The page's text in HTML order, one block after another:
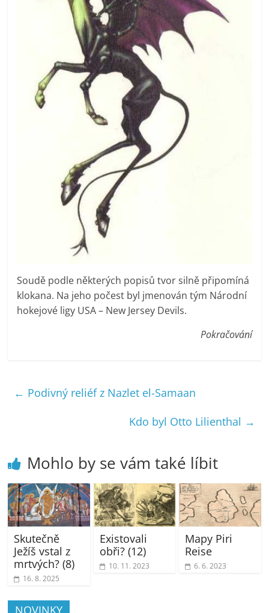
Soudě podle některých popisů tvor silně připomíná
klokana. Na jeho počest byl jmenován tým Národní
hokejové ligy USA – New Jersey Devils.
Pokračování
← Podivný reliéf z Nazlet el-Samaan
Kdo byl Otto Lilienthal →
Mohlo by se vám také líbit
Skutečně
Ježíš vstal z
mrtvých? (8)
16. 8. 2025
Existovali
obři? (12)
10. 11. 2023
Mapy Piri
Reise
6. 6. 2023
NOVINKY